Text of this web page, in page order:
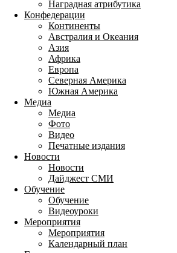
Наградная атрибутика
Конфедерации
Континенты
Австралия и Океания
Азия
Африка
Европа
Северная Америка
Южная Америка
Медиа
Медиа
Фото
Видео
Печатные издания
Новости
Новости
Дайджест СМИ
Обучение
Обучение
Видеоуроки
Мероприятия
Мероприятия
Календарный план